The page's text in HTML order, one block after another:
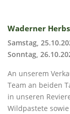
Waderner
Samstag,
Sonntag,
An unserem
Team an beiden
in unseren
Wildpastete